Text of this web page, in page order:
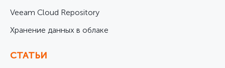
Veeam Cloud Repository
Хранение данных в облаке
СТАТЬИ